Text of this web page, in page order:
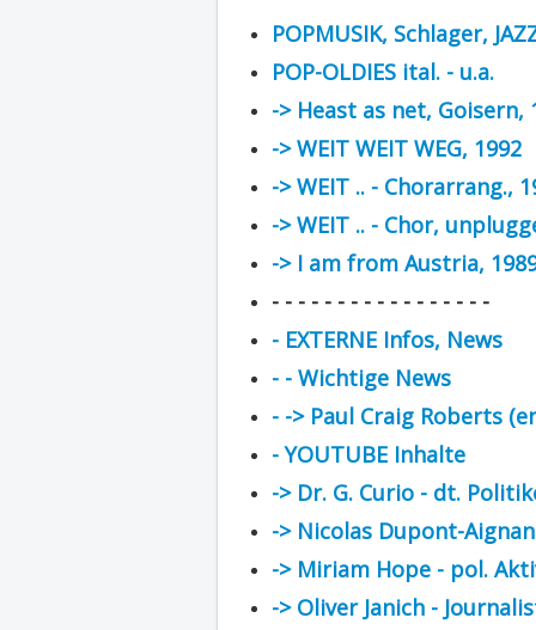
POPMUSIK, Schlager,
POP-OLDIES ital. - u.a.
-> Heast as net, Goisern,
-> WEIT WEIT WEG, 1992
-> WEIT .. - Chorarrang.,
-> WEIT .. - Chor,
-> I am from Austria,
- - - - - - - - - - - - - - - - -
- EXTERNE Infos, News
- - Wichtige News
- -> Paul Craig Roberts
- YOUTUBE Inhalte
-> Dr. G. Curio - dt.
-> Nicolas Dupont-
-> Miriam Hope - pol.
-> Oliver Janich -